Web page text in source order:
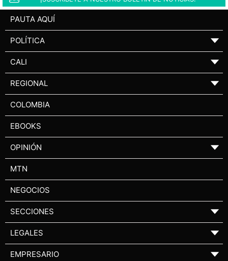
PAUTA AQUÍ
POLÍTICA ▼
CALI ▼
REGIONAL ▼
COLOMBIA
EBOOKS
OPINIÓN ▼
MTN
NEGOCIOS
SECCIONES ▼
LEGALES ▼
EMPRESARIO ▼